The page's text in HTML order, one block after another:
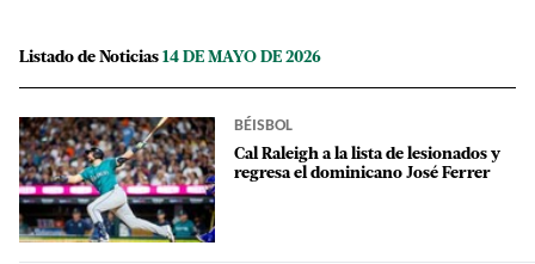
Listado de Noticias 14 DE MAYO DE 2026
BÉISBOL
Cal Raleigh a la lista de lesionados y
regresa el dominicano José Ferrer